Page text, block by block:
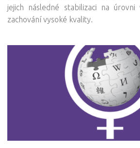
jejich následné stabilizaci na
zachování vysoké kvality.